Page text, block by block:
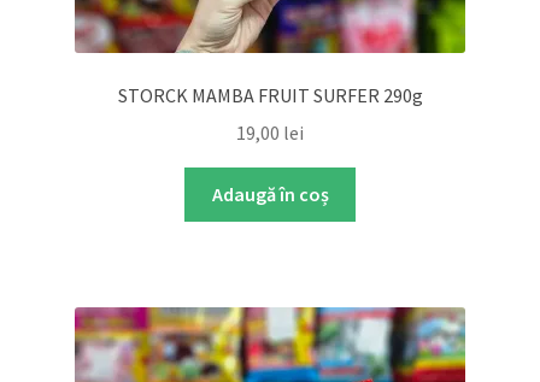
STORCK MAMBA FRUIT SURFER 290g
19,00 lei
Adaugă în coș